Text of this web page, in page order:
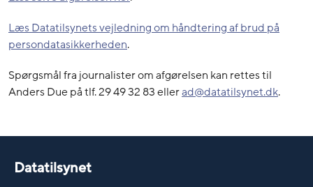
Læs Datatilsynets vejledning om håndtering af brud på
persondatasikkerheden.
Spørgsmål fra journalister om afgørelsen kan rettes til
Anders Due på tlf. 29 49 32 83 ellerad@datatilsynet.dk.
Datatilsynet